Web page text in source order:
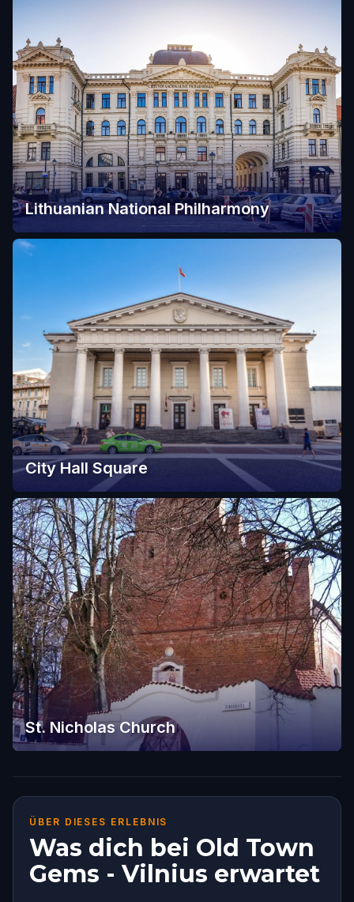
Lithuanian National Philharmony
City Hall Square
St. Nicholas Church
ÜBER DIESES ERLEBNIS
Was dich bei Old Town
Gems - Vilnius erwartet